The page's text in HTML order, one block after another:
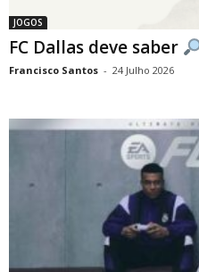
JOGOS
FC Dallas deve saber
Francisco Santos - 24 Julho 2026